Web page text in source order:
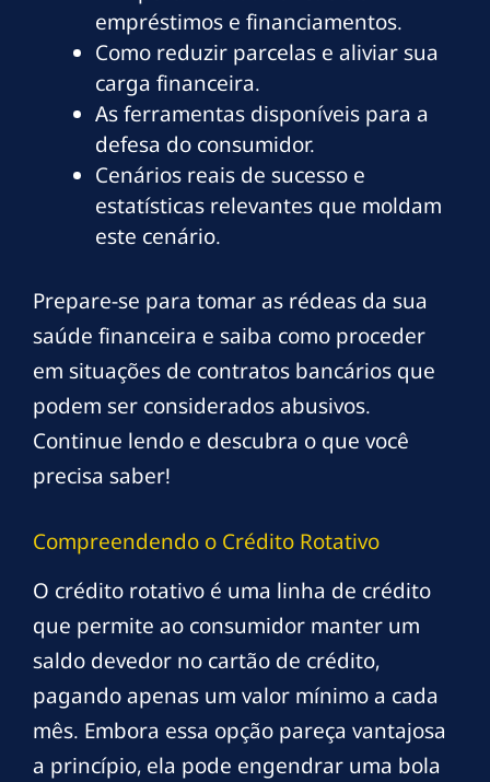
empréstimos e financiamentos.
Como reduzir parcelas e aliviar sua
carga financeira.
As ferramentas disponíveis para a
defesa do consumidor.
Cenários reais de sucesso e
estatísticas relevantes que moldam
este cenário.
Prepare-se para tomar as rédeas da sua
saúde financeira e saiba como proceder
em situações de contratos bancários que
podem ser considerados abusivos.
Continue lendo e descubra o que você
precisa saber!
Compreendendo o Crédito Rotativo
O crédito rotativo é uma linha de crédito
que permite ao consumidor manter um
saldo devedor no cartão de crédito,
pagando apenas um valor mínimo a cada
mês. Embora essa opção pareça vantajosa
a princípio, ela pode engendrar uma bola